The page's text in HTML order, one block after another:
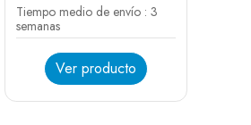
Tiempo medio de envío : 3
semanas
Ver producto
Blanco
Negro
Azul
Rojo
Naranja
Amarillo
Verde